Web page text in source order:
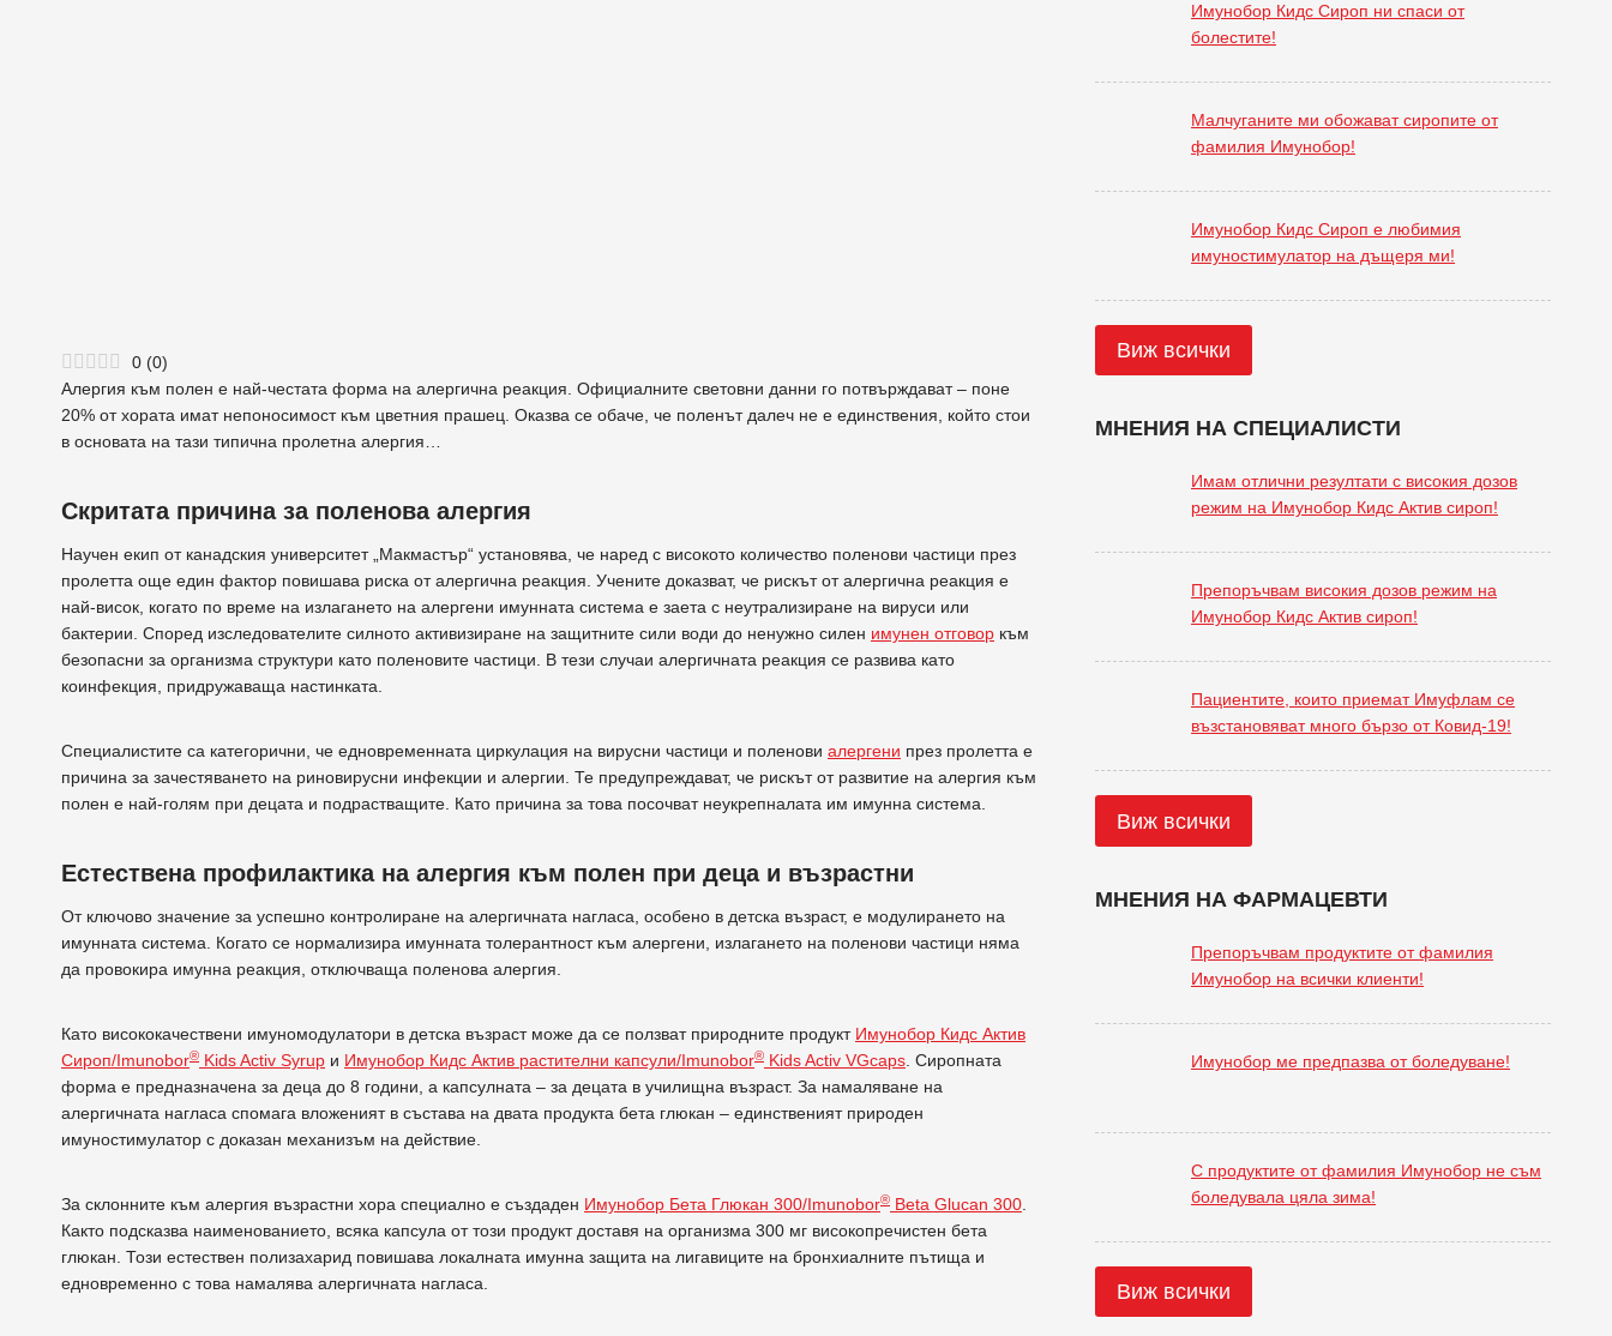
0 (0)
Алергия към полен е най-честата форма на алергична реакция. Официалните световни данни го потвърждават – поне
20% от хората имат непоносимост към цветния прашец. Оказва се обаче, че поленът далеч не е единствения, който стои
в основата на тази типична пролетна алергия…
Скритата причина за поленова алергия
Научен екип от канадския университет „Макмастър“ установява, че наред с високото количество поленови частици през
пролетта още един фактор повишава риска от алергична реакция. Учените доказват, че рискът от алергична реакция е
най-висок, когато по време на излагането на алергени имунната система е заета с неутрализиране на вируси или
бактерии. Според изследователите силното активизиране на защитните сили води до ненужно силен имунен отговор към
безопасни за организма структури като поленовите частици. В тези случаи алергичната реакция се развива като
коинфекция, придружаваща настинката.
Специалистите са категорични, че едновременната циркулация на вирусни частици и поленови алергени през пролетта е
причина за зачестяването на риновирусни инфекции и алергии. Те предупреждават, че рискът от развитие на алергия към
полен е най-голям при децата и подрастващите. Като причина за това посочват неукрепналата им имунна система.
Естествена профилактика на алергия към полен при деца и възрастни
От ключово значение за успешно контролиране на алергичната нагласа, особено в детска възраст, е модулирането на
имунната система. Когато се нормализира имунната толерантност към алергени, излагането на поленови частици няма
да провокира имунна реакция, отключваща поленова алергия.
Като висококачествени имуномодулатори в детска възраст може да се ползват природните продукт Имунобор Кидс Актив
Сироп/Imunobor® Kids Activ Syrup и Имунобор Кидс Актив растителни капсули/Imunobor® Kids Activ VGcaps . Сиропната
форма е предназначена за деца до 8 години, а капсулната – за децата в училищна възраст. За намаляване на
алергичната нагласа спомага вложеният в състава на двата продукта бета глюкан – единственият природен
имуностимулатор с доказан механизъм на действие.
За склонните към алергия възрастни хора специално е създаден Имунобор Бета Глюкан 300/Imunobor® Beta Glucan 300
Както подсказва наименованието, всяка капсула от този продукт доставя на организма 300 мг високопречистен бета
глюкан. Този естествен полизахарид повишава локалната имунна защита на лигавиците на бронхиалните пътища и
едновременно с това намалява алергичната нагласа.
Имунобор Кидс Сироп ни спаси от
болестите!
Малчуганите ми обожават сиропите от
фамилия Имунобор!
Имунобор Кидс Сироп е любимия
имуностимулатор на дъщеря ми!
Виж всички
МНЕНИЯ НА СПЕЦИАЛИСТИ
Имам отлични резултати с високия дозов
режим на Имунобор Кидс Актив сироп!
Препоръчвам високия дозов режим на
Имунобор Кидс Актив сироп!
Пациентите, които приемат Имуфлам се
възстановяват много бързо от Ковид-19!
Виж всички
МНЕНИЯ НА ФАРМАЦЕВТИ
Препоръчвам продуктите от фамилия
Имунобор на всички клиенти!
Имунобор ме предпазва от боледуване!
С продуктите от фамилия Имунобор не съм
боледувала цяла зима!
Виж всички